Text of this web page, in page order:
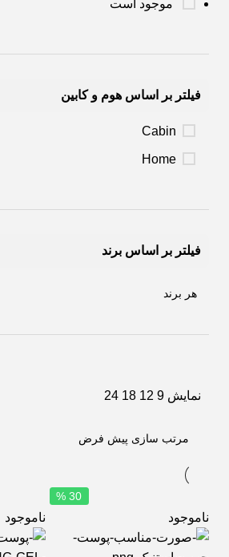
موجود است
فیلتر بر اساس هوم و کابین
Cabin
Home
فیلتر بر اساس برند
نمایش 9
12
18
24
ناموجود
30 %
ناموجود